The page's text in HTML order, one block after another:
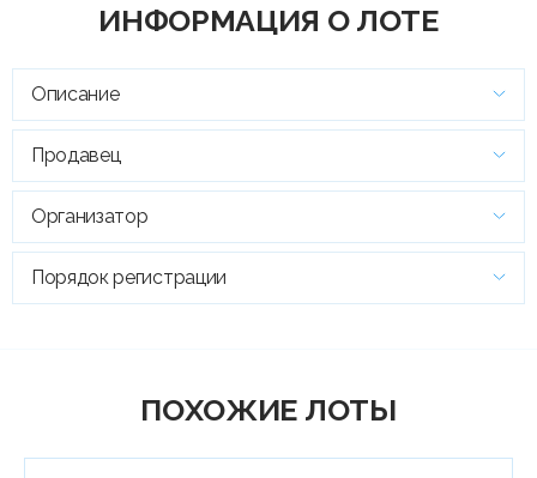
ИНФОРМАЦИЯ О ЛОТЕ
Описание
Продавец
Организатор
Порядок регистрации
ПОХОЖИЕ ЛОТЫ